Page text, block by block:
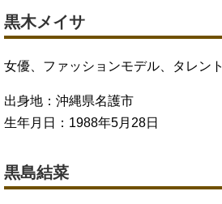
黒木メイサ
女優、ファッションモデル、タレント
出身地：沖縄県名護市
生年月日：1988年5月28日
黒島結菜